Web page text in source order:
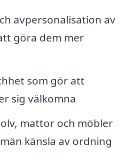
avpersonalisation av
göra dem mer
som gör att
sig välkomna
mattor och möbler
känsla av ordning